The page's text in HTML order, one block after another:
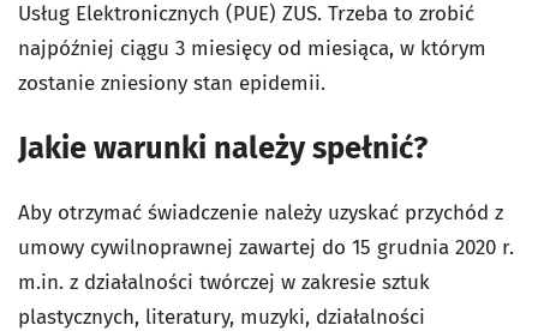
Usług Elektronicznych (PUE) ZUS. Trzeba to zrobić
najpóźniej ciągu 3 miesięcy od miesiąca, w którym
zostanie zniesiony stan epidemii.
Jakie warunki należy spełnić?
Aby otrzymać świadczenie należy uzyskać przychód z
umowy cywilnoprawnej zawartej do 15 grudnia 2020 r.
m.in. z działalności twórczej w zakresie sztuk
plastycznych, literatury, muzyki, działalności